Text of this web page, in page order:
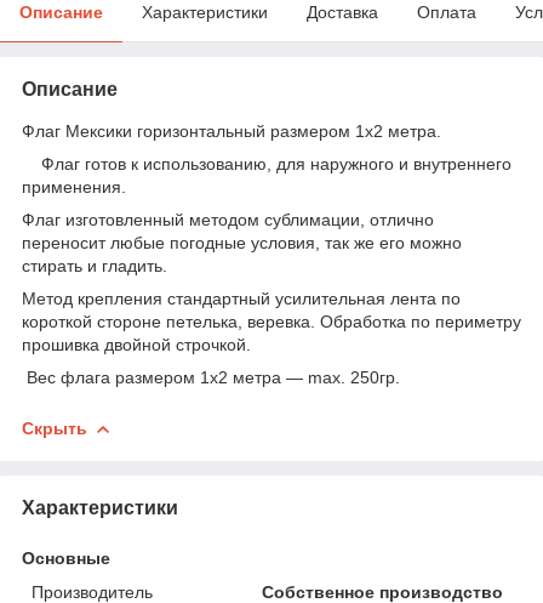
Описание Характеристики Доставка Оплата
Описание
Флаг Мексики горизонтальный размером 1х2 метра.
Флаг готов к использованию, для наружного и внутреннего
применения.
Флаг изготовленный методом сублимации, отлично
переносит любые погодные условия, так же его можно
стирать и гладить.
Метод крепления стандартный усилительная лента по
короткой стороне петелька, веревка. Обработка по периметру
прошивка двойной строчкой.
Вес флага размером 1х2 метра ― max. 250гр.
Скрыть
Характеристики
Основные
Производитель
Собственное производство